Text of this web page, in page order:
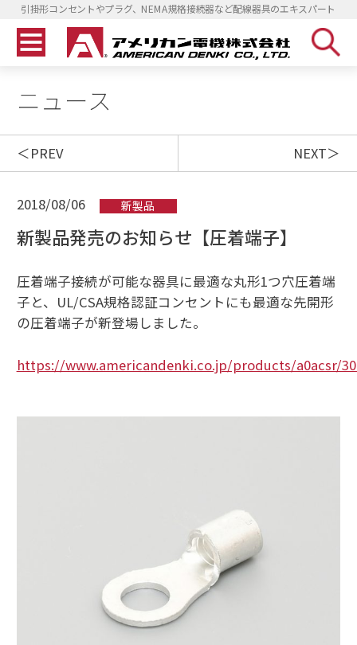
引掛形コンセントやプラグ、NEMA規格接続器など配線器具のエキスパート
ニュース
PREV NEXT
2018/08/06 新製品
新製品発売のお知らせ【圧着端子】
圧着端子接続が可能な器具に最適な丸形1つ穴圧着端
子と、UL/CSA規格認証コンセントにも最適な先開形
の圧着端子が新登場しました。
https://www.americandenki.co.jp/products/a0acsr/